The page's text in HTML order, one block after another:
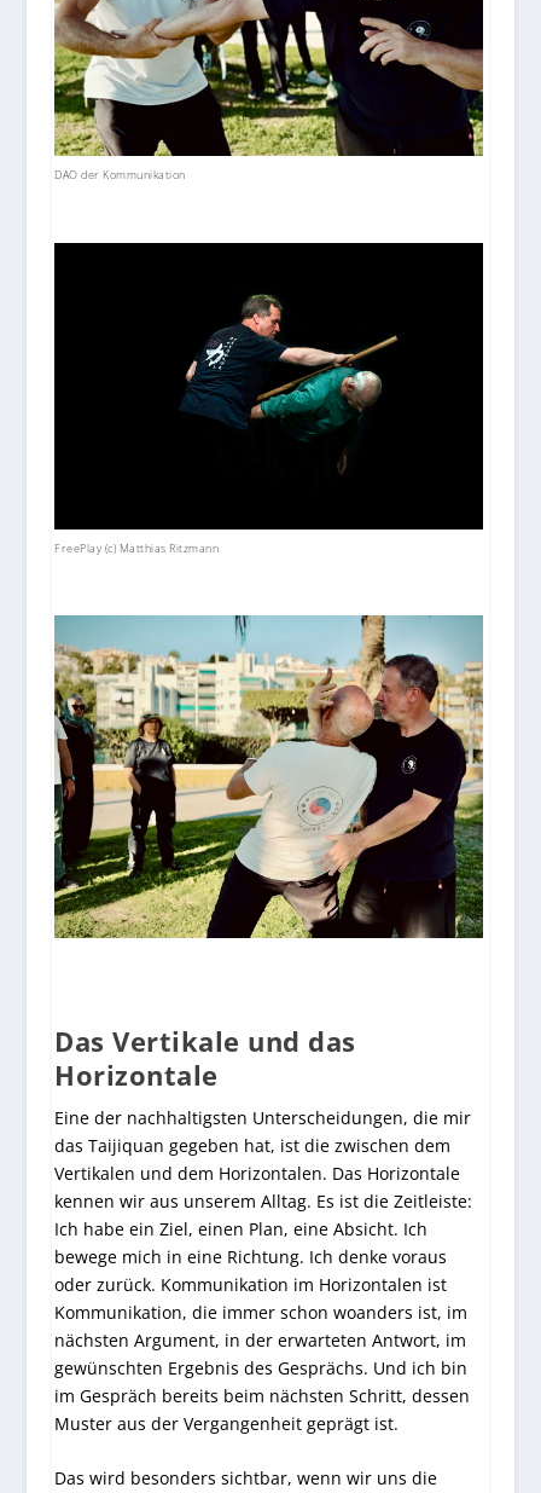
DAO der Kommunikation
FreePlay (c) Matthias Ritzmann
Das Vertikale und das
Horizontale
Eine der nachhaltigsten Unterscheidungen, die mir
das Taijiquan gegeben hat, ist die zwischen dem
Vertikalen und dem Horizontalen. Das Horizontale
kennen wir aus unserem Alltag. Es ist die Zeitleiste:
Ich habe ein Ziel, einen Plan, eine Absicht. Ich
bewege mich in eine Richtung. Ich denke voraus
oder zurück. Kommunikation im Horizontalen ist
Kommunikation, die immer schon woanders ist, im
nächsten Argument, in der erwarteten Antwort, im
gewünschten Ergebnis des Gesprächs. Und ich bin
im Gespräch bereits beim nächsten Schritt, dessen
Muster aus der Vergangenheit geprägt ist.
Das wird besonders sichtbar, wenn wir uns die